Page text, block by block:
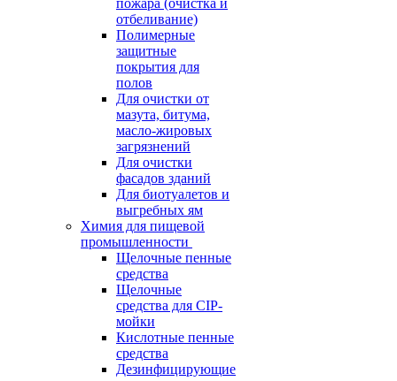
пожара (очистка и
отбеливание)
Полимерные
защитные
покрытия для
полов
Для очистки от
мазута, битума,
масло-жировых
загрязнений
Для очистки
фасадов зданий
Для биотуалетов и
выгребных ям
Химия для пищевой
промышленности
Щелочные пенные
средства
Щелочные
средства для CIP-
мойки
Кислотные пенные
средства
Дезинфицирующие